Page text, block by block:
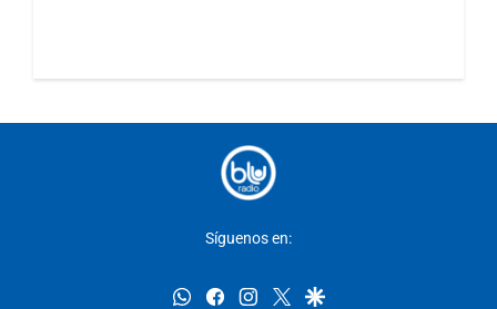
Síguenos en:
whatsappfacebookinstagram
twittergoogle